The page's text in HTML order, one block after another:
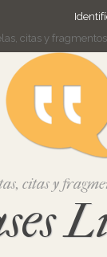
citas y
citas y